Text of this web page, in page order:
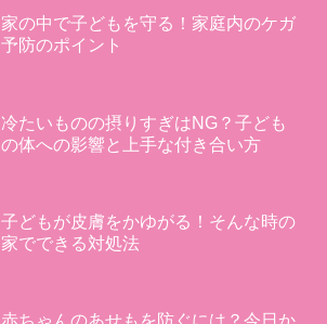
家の中で子どもを守る！家庭内のケガ
予防のポイント
冷たいものの摂りすぎはNG？子ども
の体への影響と上手な付き合い方
子どもが皮膚をかゆがる！そんな時の
家でできる対処法